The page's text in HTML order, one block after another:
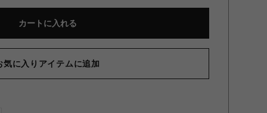
カートに入れる
気に入りアイテムに追加